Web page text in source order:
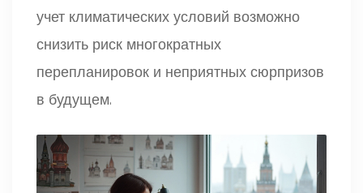
учет климатических условий возможно
снизить риск многократных
перепланировок и неприятных сюрпризов
в будущем.